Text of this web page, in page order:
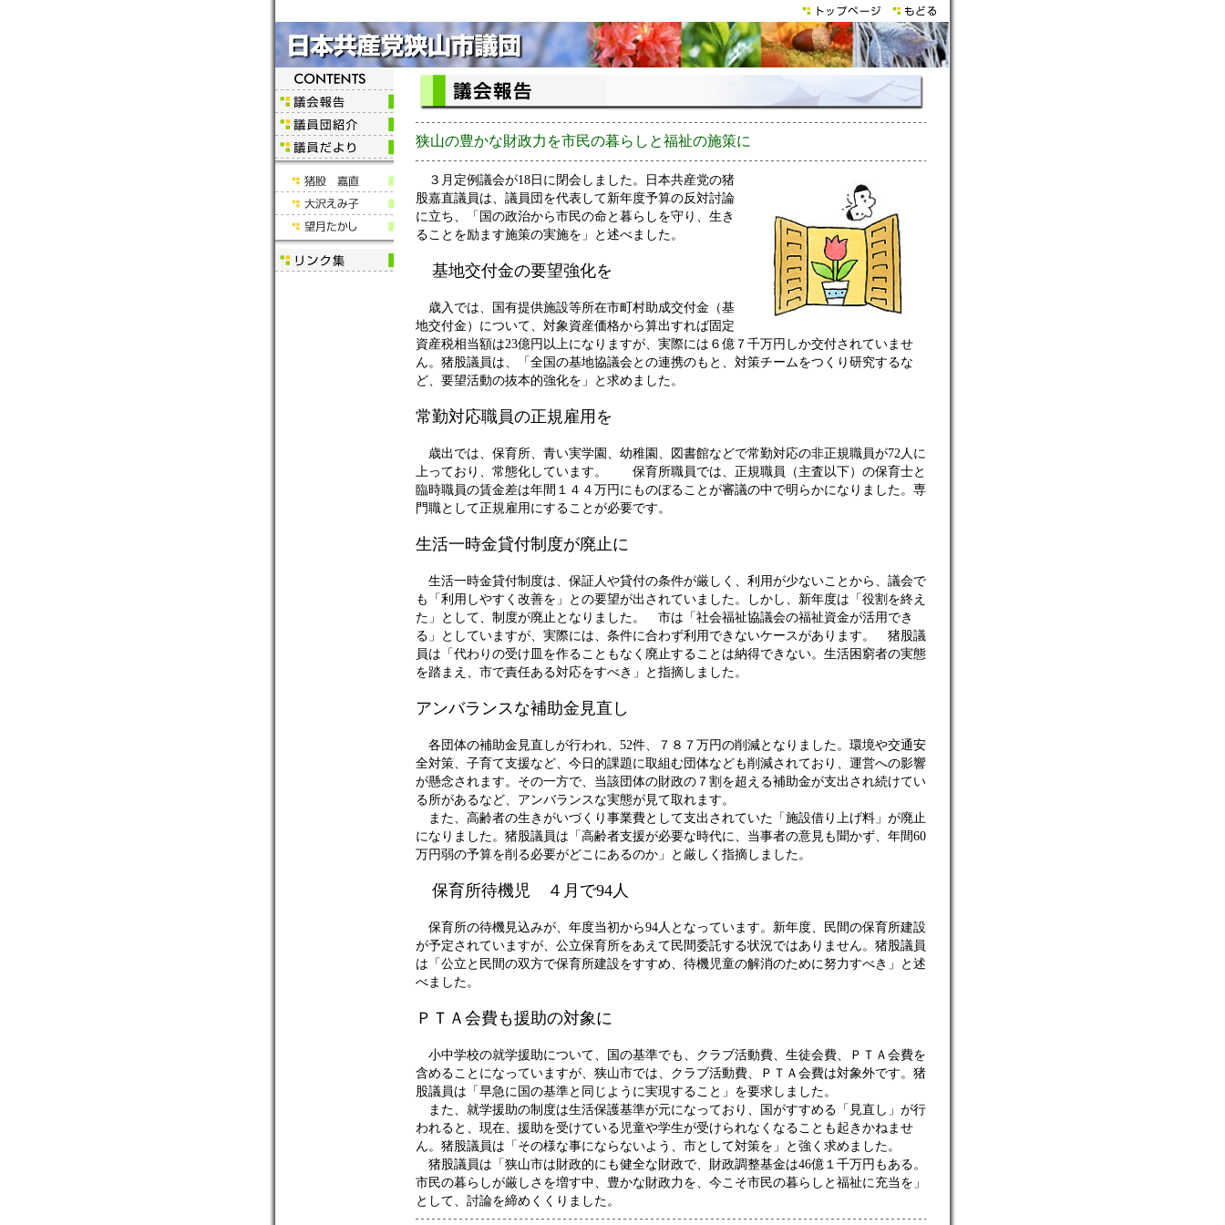
狭山の豊かな財政力を市民の暮らしと福祉の施策に
３月定例議会が18日に閉会しました。日本共産党の猪
股嘉直議員は、議員団を代表して新年度予算の反対討論
に立ち、「国の政治から市民の命と暮らしを守り、生き
ることを励ます施策の実施を」と述べました。
基地交付金の要望強化を
歳入では、国有提供施設等所在市町村助成交付金（基
地交付金）について、対象資産価格から算出すれば固定
資産税相当額は23億円以上になりますが、実際には６億７千万円しか交付されていませ
ん。猪股議員は、「全国の基地協議会との連携のもと、対策チームをつくり研究するな
ど、要望活動の抜本的強化を」と求めました。
常勤対応職員の正規雇用を
歳出では、保育所、青い実学園、幼稚園、図書館などで常勤対応の非正規職員が72人に
上っており、常態化しています。 保育所職員では、正規職員（主査以下）の保育士と
臨時職員の賃金差は年間１４４万円にものぼることが審議の中で明らかになりました。専
門職として正規雇用にすることが必要です。
生活一時金貸付制度が廃止に
生活一時金貸付制度は、保証人や貸付の条件が厳しく、利用が少ないことから、議会で
も「利用しやすく改善を」との要望が出されていました。しかし、新年度は「役割を終え
た」として、制度が廃止となりました。 市は「社会福祉協議会の福祉資金が活用でき
る」としていますが、実際には、条件に合わず利用できないケースがあります。 猪股議
員は「代わりの受け皿を作ることもなく廃止することは納得できない。生活困窮者の実態
を踏まえ、市で責任ある対応をすべき」と指摘しました。
アンバランスな補助金見直し
各団体の補助金見直しが行われ、52件、７８７万円の削減となりました。環境や交通安
全対策、子育て支援など、今日的課題に取組む団体なども削減されており、運営への影響
が懸念されます。その一方で、当該団体の財政の７割を超える補助金が支出され続けてい
る所があるなど、アンバランスな実態が見て取れます。
また、高齢者の生きがいづくり事業費として支出されていた「施設借り上げ料」が廃止
になりました。猪股議員は「高齢者支援が必要な時代に、当事者の意見も聞かず、年間60
万円弱の予算を削る必要がどこにあるのか」と厳しく指摘しました。
保育所待機児 ４月で94人
保育所の待機見込みが、年度当初から94人となっています。新年度、民間の保育所建設
が予定されていますが、公立保育所をあえて民間委託する状況ではありません。猪股議員
は「公立と民間の双方で保育所建設をすすめ、待機児童の解消のために努力すべき」と述
べました。
ＰＴＡ会費も援助の対象に
小中学校の就学援助について、国の基準でも、クラブ活動費、生徒会費、ＰＴＡ会費を
含めることになっていますが、狭山市では、クラブ活動費、ＰＴＡ会費は対象外です。猪
股議員は「早急に国の基準と同じように実現すること」を要求しました。
また、就学援助の制度は生活保護基準が元になっており、国がすすめる「見直し」が行
われると、現在、援助を受けている児童や学生が受けられなくなることも起きかねませ
ん。猪股議員は「その様な事にならないよう、市として対策を」と強く求めました。
猪股議員は「狭山市は財政的にも健全な財政で、財政調整基金は46億１千万円もある。
市民の暮らしが厳しさを増す中、豊かな財政力を、今こそ市民の暮らしと福祉に充当を」
として、討論を締めくくりました。